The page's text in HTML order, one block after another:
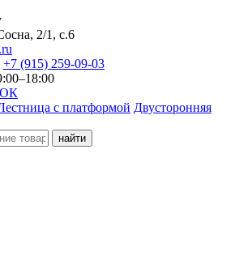
2/1, с.6
+7 (915) 259-09-03
с платформой Двусторонняя